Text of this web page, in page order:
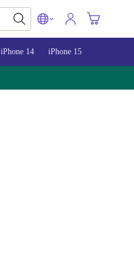
iPhone 14 iPhone 15